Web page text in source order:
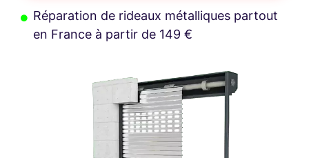
Réparation de rideaux métalliques partout
en France à partir de 149 €